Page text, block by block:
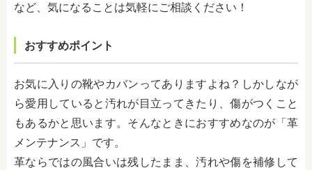
など、気になることは気軽にご相談ください！
おすすめポイント
お気に入りの靴やカバンってありますよね？しかしなが
ら愛用していると汚れが目立ってきたり、傷がつくこと
もあるかと思います。そんなときにおすすめなのが「革
メンテナンス」です。
革ならではの風合いは残したまま、汚れや傷を補修して